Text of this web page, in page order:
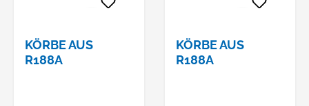
KÖRBE AUS
R188A
KÖRBE AUS
R188A